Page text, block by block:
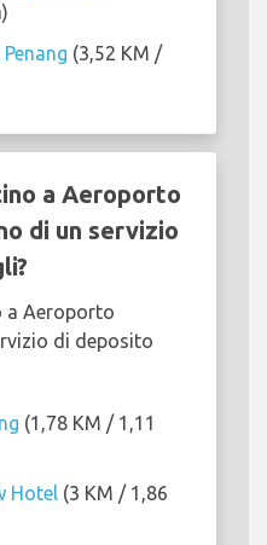
(3,52 KM /
a Aeroporto
di un servizio
a Aeroporto
di deposito
(1,78 KM / 1,11
Hotel (3 KM / 1,86